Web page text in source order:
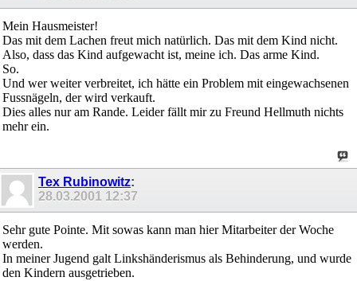
Mein Hausmeister!
Das mit dem Lachen freut mich natürlich. Das mit dem Kind nicht.
Also, dass das Kind aufgewacht ist, meine ich. Das arme Kind.
So.
Und wer weiter verbreitet, ich hätte ein Problem mit eingewachsenen
Fussnägeln, der wird verkauft.
Dies alles nur am Rande. Leider fällt mir zu Freund Hellmuth nichts
mehr ein.
Tex Rubinowitz:
28.03.2001 12:37
Sehr gute Pointe. Mit sowas kann man hier Mitarbeiter der Woche
werden.
In meiner Jugend galt Linkshänderismus als Behinderung, und wurde
den Kindern ausgetrieben.